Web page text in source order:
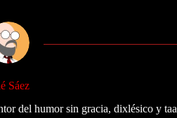
Sáez
del humor sin gracia, dixlésico y